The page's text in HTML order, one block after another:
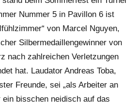
Nummer 5 in Pavillon 6 ist
von Marcel Nguyen,
Silbermedaillengewinner von
nach zahlreichen Verletzungen
hat. Laudator Andreas Toba,
Freunde, sei „als Arbeiter an
bisschen neidisch auf das